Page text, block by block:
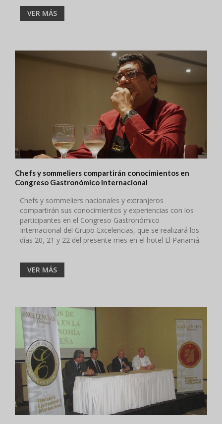
VER MÁS
Chefs y sommeliers compartirán conocimientos en
Congreso Gastronómico Internacional
Chefs y sommeliers nacionales y extranjeros
compartirán sus conocimientos y experiencias con los
participantes en el Congreso Gastronómico
Internacional del Grupo Excelencias, que se realizará los
días 20, 21 y 22 del presente mes en el hotel El Panamá.
VER MÁS